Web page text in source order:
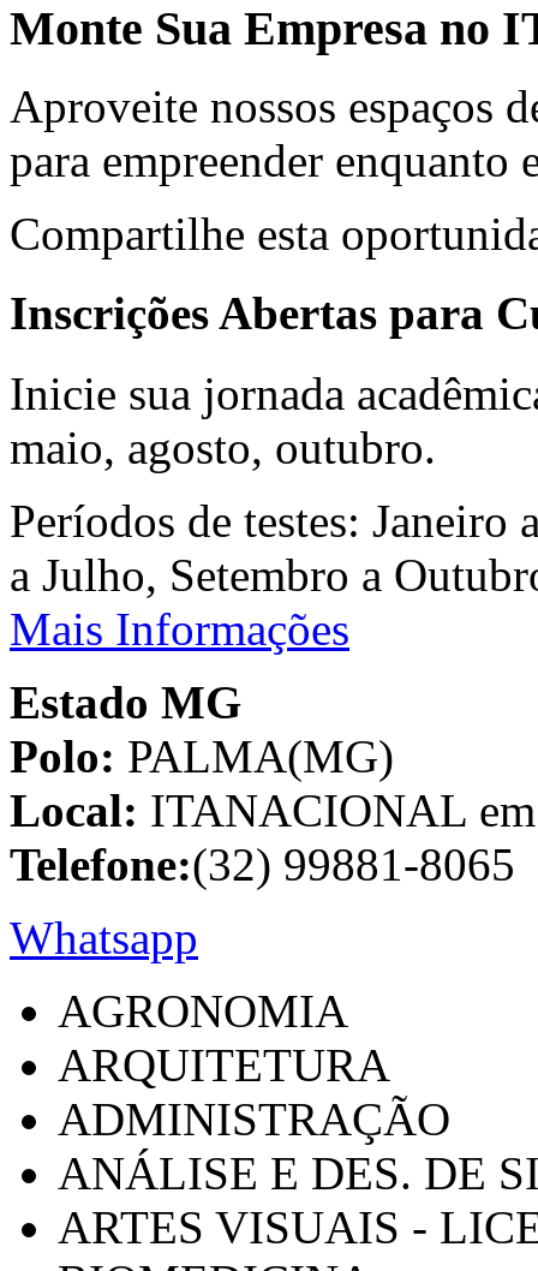
Monte Sua Empresa no
Aproveite nossos espaços
para empreender enquanto
Compartilhe esta
Inscrições Abertas para
Inicie sua jornada
maio, agosto, outubro.
Períodos de testes:
a Julho, Setembro a
Mais Informações
Estado MG
Polo: PALMA(MG)
Local: ITANACIONAL
Telefone:(32) 99881-8065
Whatsapp
AGRONOMIA
ARQUITETURA
ADMINISTRAÇÃO
ANÁLISE E DES. DE
ARTES VISUAIS -